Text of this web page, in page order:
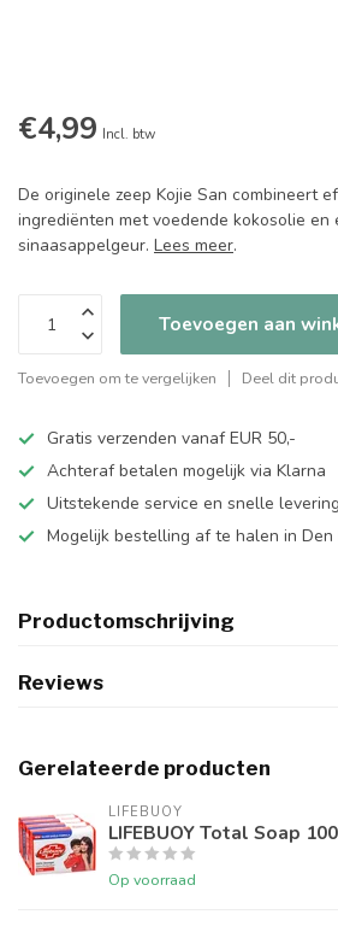
€4,99 Incl. btw
De originele zeep Kojie San combineert
ingrediënten met voedende kokosolie en
sinaasappelgeur. Lees meer.
Toevoegen aan
Toevoegen om te vergelijken Deel dit
Gratis verzenden vanaf EUR 50,-
Achteraf betalen mogelijk via Klarna
Uitstekende service en snelle levering
Mogelijk bestelling af te halen in Den
Productomschrijving
Reviews
Gerelateerde producten
LIFEBUOY
LIFEBUOY Total Soap
Op voorraad